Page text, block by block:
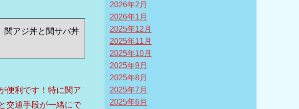
関アジ丼と関サバ丼
便利です！特に関ア
交通手段が一緒にで
2026年2月
2026年1月
2025年12月
2025年11月
2025年10月
2025年9月
2025年8月
2025年7月
2025年6月